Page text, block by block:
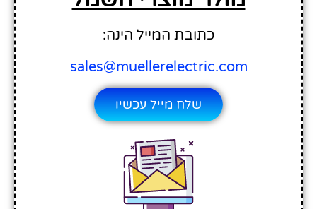
כתובת המייל הינה:
sales@muellerelectric.com
שלח מייל עכשיו